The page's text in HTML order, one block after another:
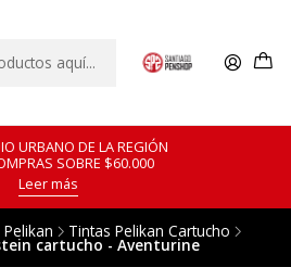
URBANO DE LA REGIÓN
SOBRE $60.000
Leer más
Tintas Pelikan Cartucho
cartucho - Aventurine